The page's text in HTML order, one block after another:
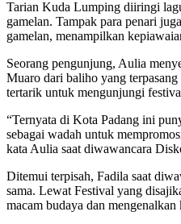
Tarian Kuda Lumping diiringi
gamelan. Tampak para penari
gamelan, menampilkan
Seorang pengunjung, Aulia
Muaro dari baliho yang
tertarik untuk mengunjungi
“Ternyata di Kota Padang ini
sebagai wadah untuk
kata Aulia saat diwawancara
Ditemui terpisah, Fadila saat
sama. Lewat Festival yang
macam budaya dan mengenalkan